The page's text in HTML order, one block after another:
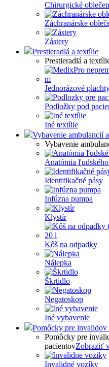
Chirurgické
Záchranárske
Zástery
Prestieradlá a textílie
Prestieradlá a
Jednorázové
Podložky pod
Iné textílie
Vybavenie ambulancií
Vybavenie
Anatómia ľudského
Identifikačné pásy
Infúzna pumpa
Klystír
Kôš na odpadky
Nálepka
Škrtidlo
Negatoskop
Iné vybavenie
Pomôcky pre
Pomôcky pre
pacientovZobraziť
Invalidné vozíky